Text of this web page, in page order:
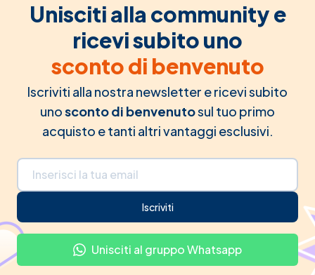
Unisciti alla community e
ricevi subito uno
sconto di benvenuto
Iscriviti alla nostra newsletter e ricevi subito
unosconto di benvenutosul tuo primo
acquisto e tanti altri vantaggi esclusivi.
Indirizzo email
Iscriviti
Unisciti al gruppo Whatsapp